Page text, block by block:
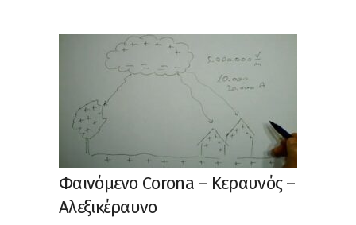
Φαινόμενο Corona – Κεραυνός –
Αλεξικέραυνο